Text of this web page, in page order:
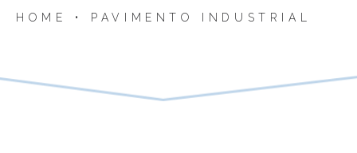
HOME • PAVIMENTO INDUSTRIAL